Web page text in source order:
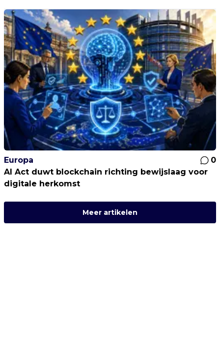
Europa
0
AI Act duwt blockchain richting bewijslaag voor
digitale herkomst
Meer artikelen